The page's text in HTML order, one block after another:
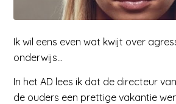
Ik wil eens even wat kwijt over
onderwijs…
In het AD lees ik dat de directeur
de ouders een prettige vakantie